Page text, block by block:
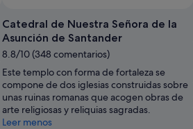
Catedral de Nuestra Señora de la
Asunción de Santander
8.8/10 (348 comentarios)
Este templo con forma de fortaleza se
compone de dos iglesias construidas sobre
unas ruinas romanas que acogen obras de
arte religiosas y reliquias sagradas.
Leer menos